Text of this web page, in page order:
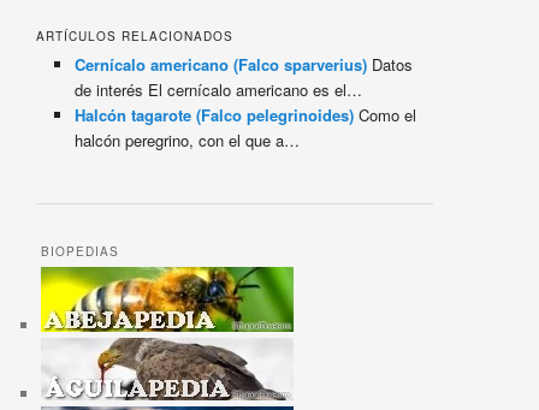
ARTÍCULOS RELACIONADOS
Cernícalo americano (Falco sparverius) Datos
de interés El cernícalo americano es el…
Halcón tagarote (Falco pelegrinoides) Como el
halcón peregrino, con el que a…
BIOPEDIAS